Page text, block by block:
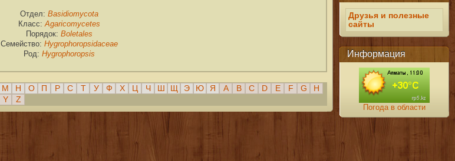
Друзья и полезные
сайты
Информация
Погода в области
Отдел: Basidiomycota
Класс: Agaricomycetes
Порядок: Boletales
Семейство: Hygrophoropsidaceae
Род: Hygrophoropsis
М Н О П Р С Т У Ф Х Ч Э Ю Я A B C D E F G
H
Y Z